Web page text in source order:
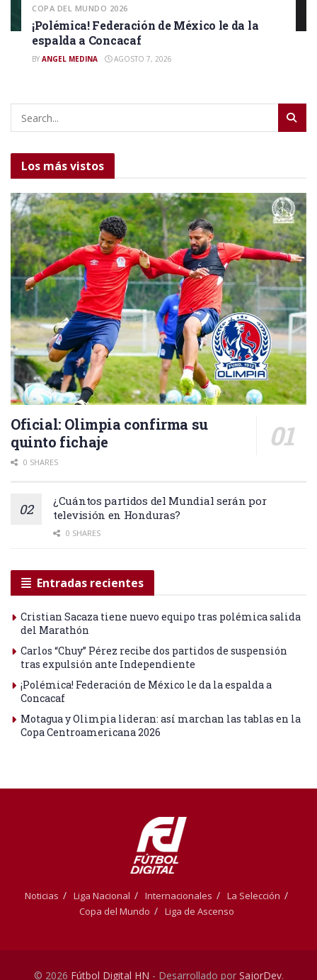
COPA DEL MUNDO 2026
¡Polémica! Federación de México le da la
espalda a Concacaf
BY ANGEL MEDINA AGOSTO 7, 2026
Los más vistos
Oficial: Olimpia confirma su
quinto fichaje
0 SHARES
¿Cuántos partidos del Mundial serán por
televisión en Honduras?
0 SHARES
Entradas recientes
Cristian Sacaza tiene nuevo equipo tras polémica salida
del Marathón
Carlos “Chuy” Pérez recibe dos partidos de suspensión
tras expulsión ante Independiente
¡Polémica! Federación de México le da la espalda a
Concacaf
Motagua y Olimpia lideran: así marchan las tablas en la
Copa Centroamericana 2026
Noticias Liga Nacional Internacionales
La Selección
Copa del Mundo
Liga de Ascenso
© 2026 Fútbol Digital HN - Desarrollado por SajorDev.